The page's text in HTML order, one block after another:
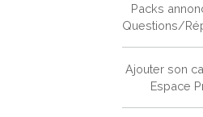
Packs
Questions/
Ajouter son
Espace